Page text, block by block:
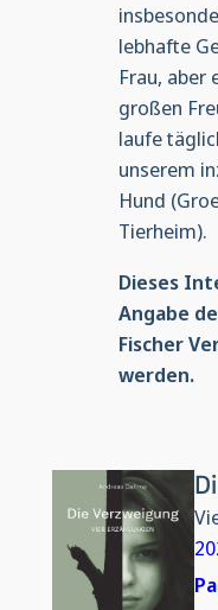
lebhafte
Frau, aber
großen
laufe
unserem
Hund
Tierheim).
Dieses
Angabe
Fischer
werden.